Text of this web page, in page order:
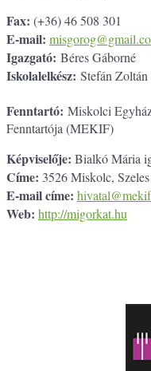
Fax: (+36) 46 508 301
E-mail:
Igazgató: Béres Gáborné
Iskolalelkész: Stefán Zoltán
Fenntartó: Miskolci
Fenntartója (MEKIF)
Képviselője: Bialkó Mária
Címe: 3526 Miskolc,
E-mail címe:
Web: http://migorkat.hu